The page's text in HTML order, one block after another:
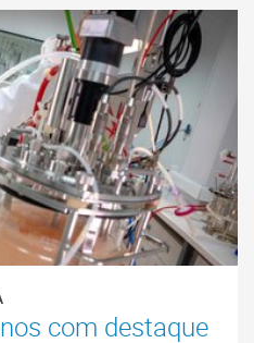
com destaque